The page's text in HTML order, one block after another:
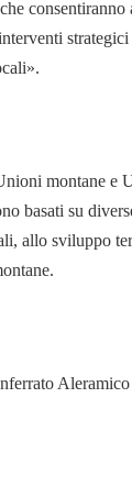
montane e
basati su
allo sviluppo